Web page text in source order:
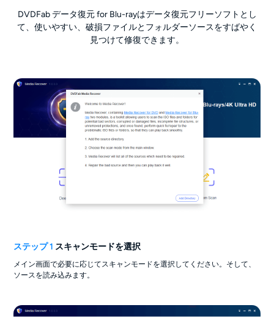
DVDFab データ復元 for Blu-rayはデータ復元フリーソフトとし
て、使いやすい、破損ファイルとフォルダーソースをすばやく
見つけて修復できます。
ステップ 1 スキャンモードを選択
メイン画面で必要に応じてスキャンモードを選択してください。そして、
ソースを読み込みます。